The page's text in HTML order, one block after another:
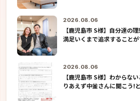
2026.08.06
【鹿児島市 S様】自分達の
満足いくまで追求することが
2026.08.06
【鹿児島市 S様】わからな
りあえず中釜さんに聞こう!